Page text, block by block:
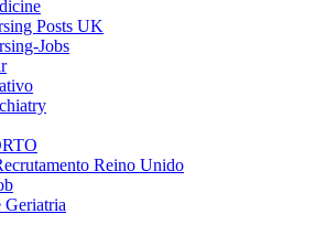
Posts UK
Jobs
Reino Unido
Geriatria